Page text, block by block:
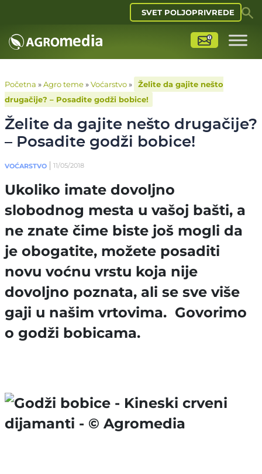
SVET POLJOPRIVREDE
Početna »Agro teme»Voćarstvo»
Želite da gajite nešto
drugačije? – Posadite godži bobice!
Želite da gajite nešto drugačije?
– Posadite godži bobice!
VOĆARSTVO 11/05/2018
Ukoliko imate dovoljno
slobodnog mesta u vašoj bašti, a
ne znate čime biste još mogli da
je obogatite, možete posaditi
novu voćnu vrstu koja nije
dovoljno poznata, ali se sve više
gaji u našim vrtovima. Govorimo
o godži bobicama.